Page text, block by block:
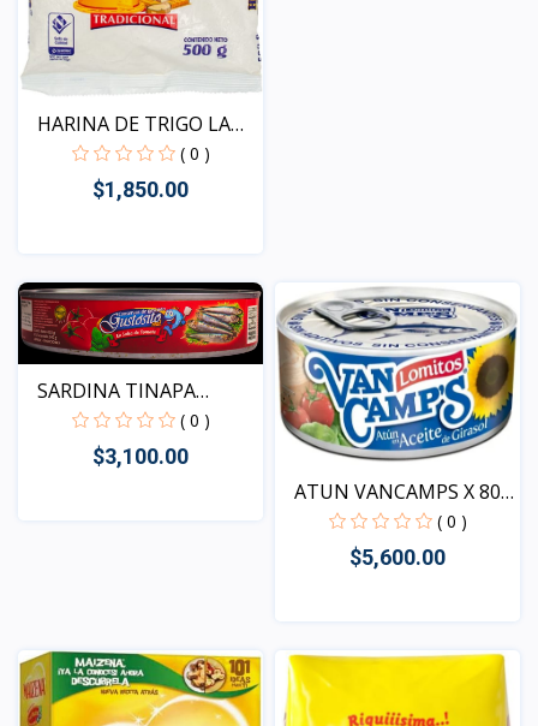
HARINA DE TRIGO LA
NIEV...
( 0 )
$1,850.00
Vista
SARDINA TINAPA
GUSTOSIT...
( 0 )
$3,100.00
ATUN VANCAMPS X 80
GRS
( 0 )
$5,600.00